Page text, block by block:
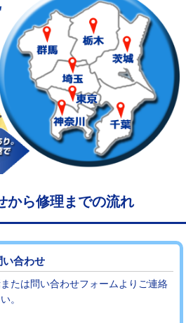
・HI）使
+8,800円
鋼管・銅
ｍまで)
44,000円
鋼管・銅
超え)
+8,800円
戻し作業） 11,000円~
） 55,000円
） 66,000円
㎝まで） 27,500円
㎝超え）
で） 27,500円
え）
から修理までの流れ
い合わせ
たは問い合わせフォームよりご連絡
。